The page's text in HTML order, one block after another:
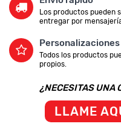
Los productos pueden
entregar por
Todos los productos
propios.
¿NECESITAS UNA
LLAME